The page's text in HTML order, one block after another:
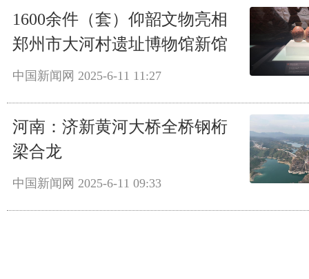
1600余件（套）仰韶文物亮相
郑州市大河村遗址博物馆新馆
中国新闻网 2025-6-11 11:27
河南：济新黄河大桥全桥钢桁
梁合龙
中国新闻网 2025-6-11 09:33